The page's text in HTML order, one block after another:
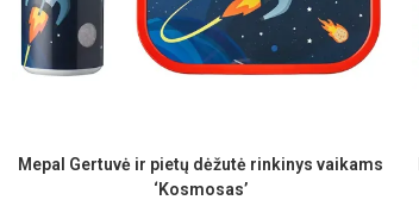
Mepal Gertuvė ir pietų dėžutė rinkinys vaikams
‘Kosmosas’